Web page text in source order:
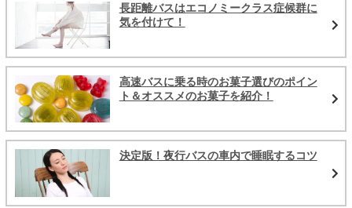
長距離バスはエコノミークラス症候群に
気を付けて！
高速バスに乗る時のお菓子選びのポイン
ト＆オススメのお菓子を紹介！
決定版！夜行バスの車内で睡眠するコツ